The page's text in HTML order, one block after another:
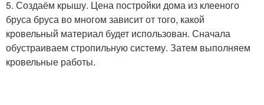
5. Создаём крышу. Цена постройки дома из клееного
бруса бруса во многом зависит от того, какой
кровельный материал будет использован. Сначала
обустраиваем стропильную систему. Затем выполняем
кровельные работы.